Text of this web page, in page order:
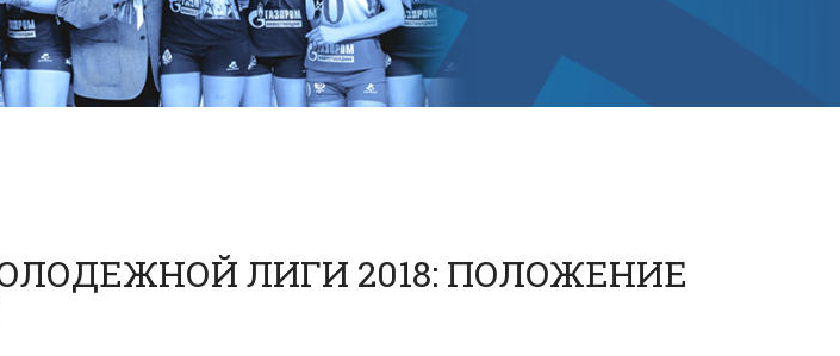
ЛИГИ 2018: ПОЛОЖЕНИЕ